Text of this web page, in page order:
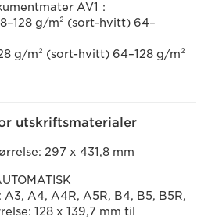
AV1：
g/m² (sort-hvitt) 64–
g/m² (sort-hvitt) 64–128 g/m²
utskriftsmaterialer
297 x 431,8 mm
A3, A4, A4R, A5R, B4, B5, B5R,
128 x 139,7 mm til